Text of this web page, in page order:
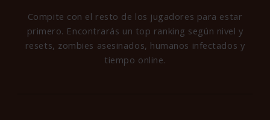
Compite con el resto de los jugadores para estar
primero. Encontrarás un top ranking según nivel y
resets, zombies asesinados, humanos infectados y
tiempo online.